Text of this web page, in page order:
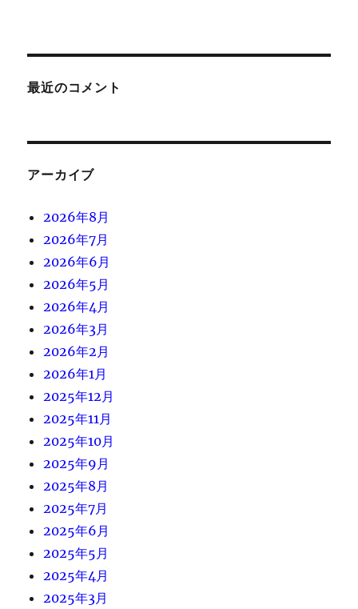
最近のコメント
アーカイブ
2026年8月
2026年7月
2026年6月
2026年5月
2026年4月
2026年3月
2026年2月
2026年1月
2025年12月
2025年11月
2025年10月
2025年9月
2025年8月
2025年7月
2025年6月
2025年5月
2025年4月
2025年3月